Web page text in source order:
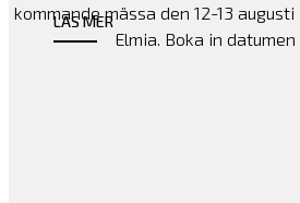
kommande mässa den 12-13
Elmia. Boka in
LÄS MER